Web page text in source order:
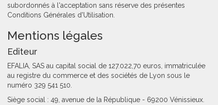
subordonnés à l'acceptation sans réserve des présentes
Conditions Générales d'Utilisation.
Mentions légales
Editeur
EFALIA, SAS au capital social de 127.022,70 euros, immatriculée
au registre du commerce et des sociétés de Lyon sous le
numéro 329 541 510.
Siège social : 49, avenue de la République - 69200 Vénissieux.